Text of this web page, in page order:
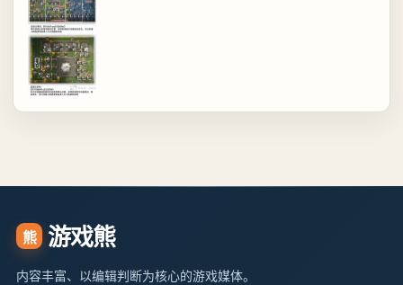
熊 游戏熊
内容丰富、以编辑判断为核心的游戏媒体。